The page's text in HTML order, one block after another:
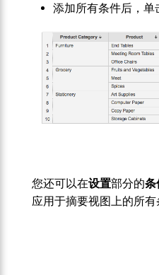
添加所有条件后，单
您还可以在设置部分的条
应用于摘要视图上的所有